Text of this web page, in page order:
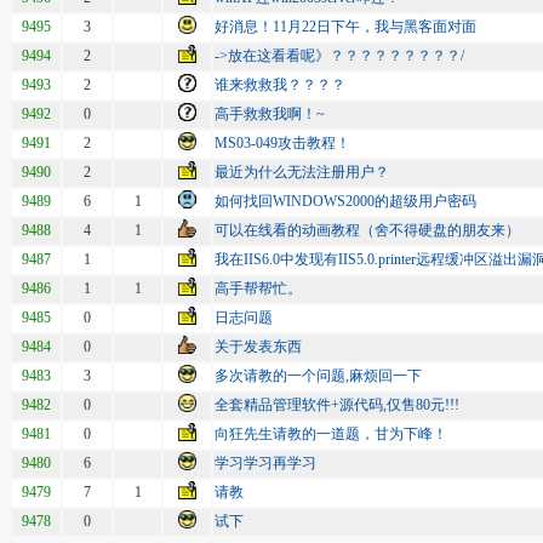
9495
3
好消息！11月22日下午，我与黑客面对面
9494
2
->放在这看看呢》？？？？？？？？？/
9493
2
谁来救救我？？？？
9492
0
高手救救我啊！~
9491
2
MS03-049攻击教程！
9490
2
最近为什么无法注册用户？
9489
6 1
如何找回WINDOWS2000的超级用户密码
9488
4 1
可以在线看的动画教程（舍不得硬盘的朋友来）
9487
1
我在IIS6.0中发现有IIS5.0.printer远程缓冲区溢出漏
9486
1 1
高手帮帮忙。
9485
0
日志问题
9484
0
关于发表东西
9483
3
多次请教的一个问题,麻烦回一下
9482
0
全套精品管理软件+源代码,仅售80元!!!
9481
0
向狂先生请教的一道题，甘为下峰！
9480
6
学习学习再学习
9479
7 1
请教
9478
0 试下